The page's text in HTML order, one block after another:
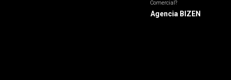
Comercial?
Agencia BIZEN